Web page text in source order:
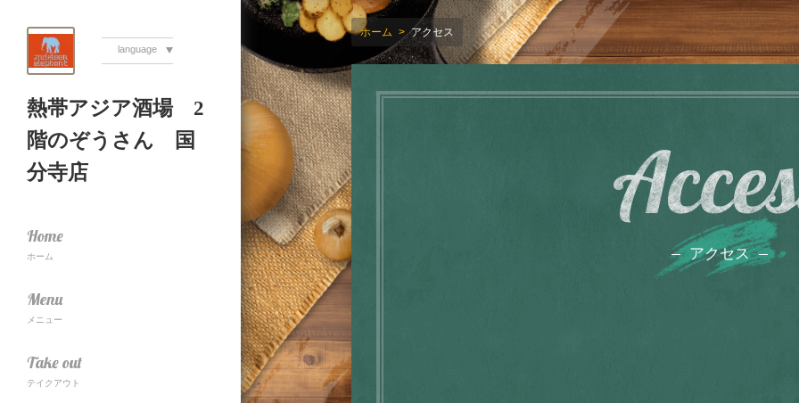
language
熱帯アジア酒場 2
階のぞうさん 国
分寺店
Home
ホーム
Menu
メニュー
Take out
テイクアウト
ホーム アクセス
アクセス